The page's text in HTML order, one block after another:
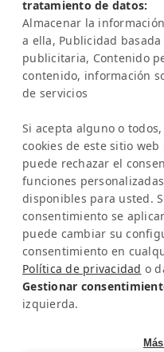
Tel:+49-221-7597715
SERVICIO
Preguntas frecuentes
Academia Latinconnect
Asistencia
Aviso legal
Política de privacidad
IA y Transparencia
NEWSLETTER
Infórmate sobre
SÉ SOCIAL
tratamiento de datos:
Almacenar la
a ella, Publicidad
publicitaria, Contenido
contenido, información
de servicios
Si acepta alguno o
cookies de este sitio
puede rechazar el
funciones
disponibles para usted.
consentimiento se
puede cambiar su
consentimiento en
Política de privacidad o
Gestionar
izquierda.